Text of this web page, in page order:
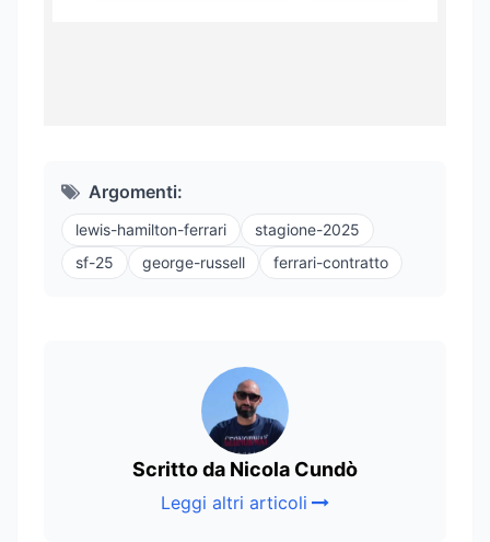
Argomenti:
lewis-hamilton-ferrari
stagione-2025
sf-25
george-russell ferrari-contratto
Scritto da Nicola Cundò
Leggi altri articoli